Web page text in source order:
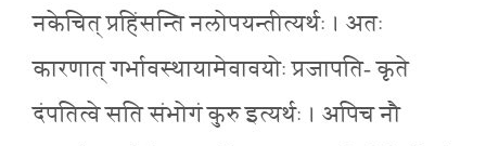
नकेचित् प्रहिंसन्ति नलोपयन्तीत्यर्थः । अतः
कारणात् गर्भावस्थायामेवावयोः प्रजापति- कृते
दंपतित्वे सति संभोगं कुरु इत्यर्थः । अपिच नौ